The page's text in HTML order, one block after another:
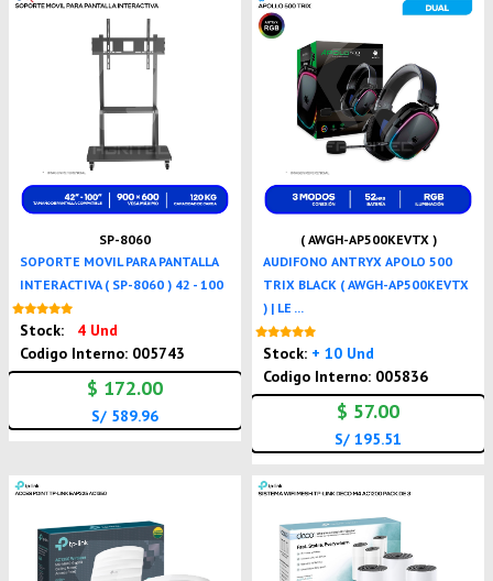
SP-8060
SOPORTE MOVIL PARA PANTALLA
INTERACTIVA ( SP-8060 ) 42 - 100
Stock:
4 Und
Codigo Interno: 005743
$ 172.00
S/ 589.96
( AWGH-AP500KEVTX )
AUDIFONO ANTRYX APOLO 500
TRIX BLACK ( AWGH-AP500KEVTX
) | LE ...
Stock: + 10 Und
Codigo Interno: 005836
$ 57.00
S/ 195.51